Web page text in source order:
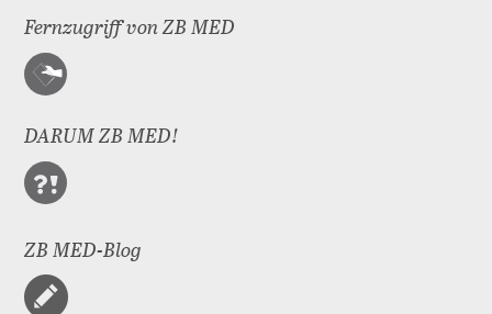
Fernzugriff von ZB MED
DARUM ZB MED!
ZB MED-Blog